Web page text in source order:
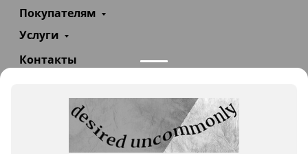
Покупателям
Услуги
Контакты
info@teploexpert.com
Пн—Сб 09:00 – 18:00